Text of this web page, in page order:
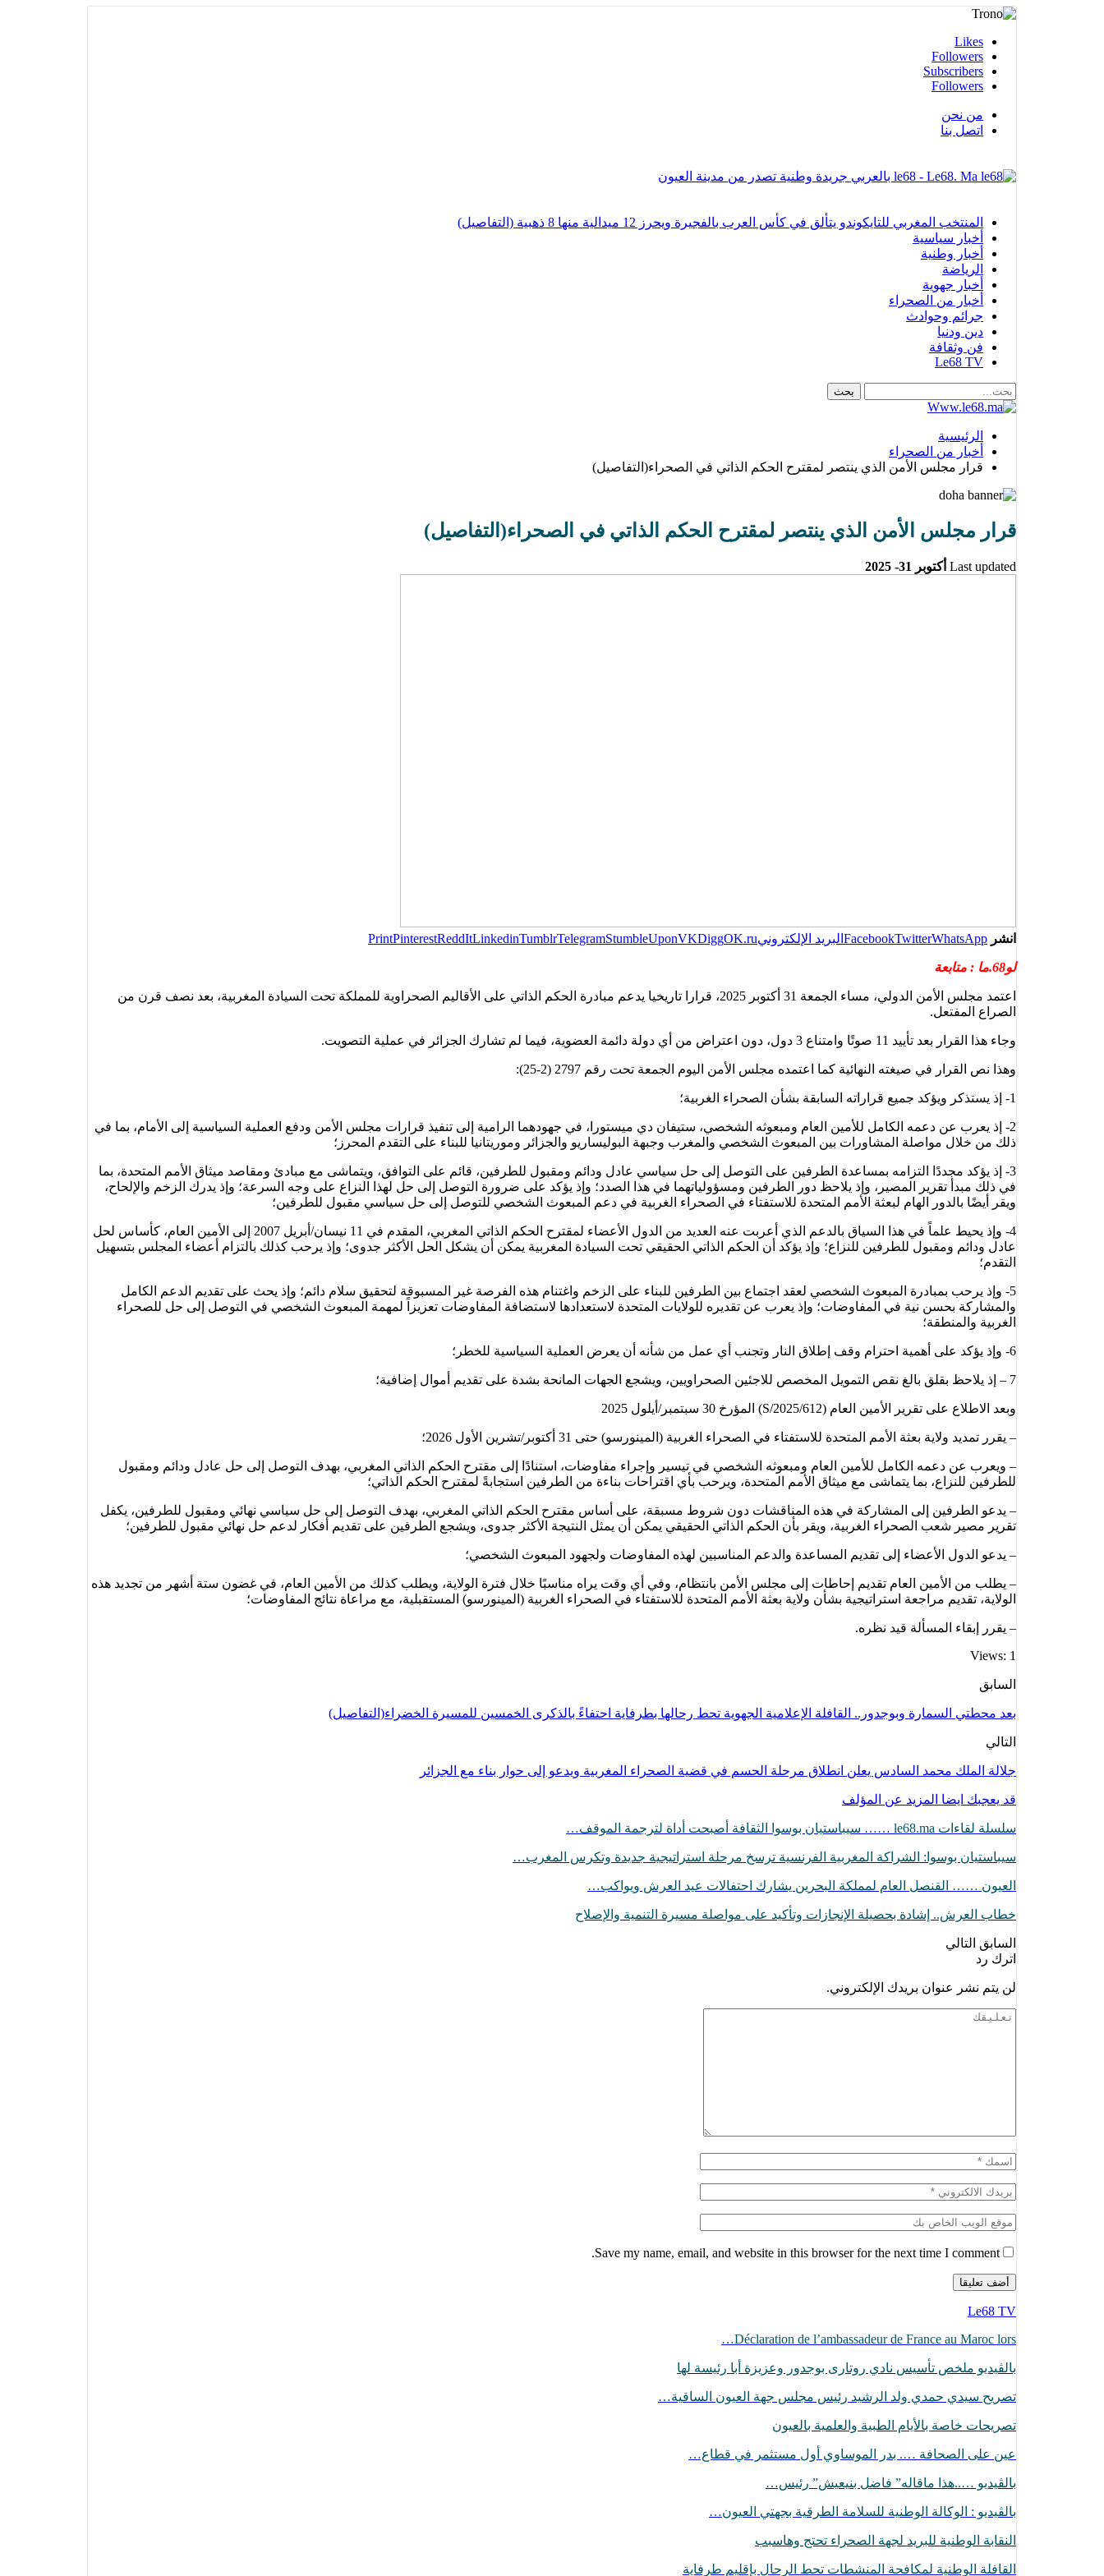
Likes
Followers
Subscribers
Followers
من نحن
اتصل بنا
le68 - Le68. Ma بالعربي جريدة وطنية تصدر من مدينة العيون
المنتخب المغربي للتايكوندو يتألق في كأس العرب بالفجيرة ويحرز 12 ميدالية منها 8 ذهبية (التفاصيل)
أخبار سياسية
أخبار وطنية
الرياضة
أخبار جهوية
أخبار من الصحراء
جرائم وحوادث
دين ودنيا
فن وثقافة
Le68 TV
الرئيسية
أخبار من الصحراء
قرار مجلس الأمن الذي ينتصر لمقترح الحكم الذاتي في الصحراء(التفاصيل)
قرار مجلس الأمن الذي ينتصر لمقترح الحكم الذاتي في الصحراء(التفاصيل)
Last updated أكتوبر 31- 2025
انشر FacebookTwitterWhatsApp البريد الإلكتروني PrintPinterestReddItLinkedinTumblrTelegramStumbleUponVKDiggOK.ru
لو68.ما : متابعة
اعتمد مجلس الأمن الدولي، مساء الجمعة 31 أكتوبر 2025، قرارا تاريخيا يدعم مبادرة الحكم الذاتي على الأقاليم الصحراوية للمملكة تحت السيادة المغربية، بعد نصف قرن من
الصراع المفتعل.
وجاء هذا القرار بعد تأييد 11 صوتًا وامتناع 3 دول، دون اعتراض من أي دولة دائمة العضوية، فيما لم تشارك الجزائر في عملية التصويت.
وهذا نص القرار في صيغته النهائية كما اعتمده مجلس الأمن اليوم الجمعة تحت رقم 2797 (2-25):
1- إذ يستذكر ويؤكد جميع قراراته السابقة بشأن الصحراء الغربية؛
2- إذ يعرب عن دعمه الكامل للأمين العام ومبعوثه الشخصي، ستيفان دي ميستورا، في جهودهما الرامية إلى تنفيذ قرارات مجلس الأمن ودفع العملية السياسية إلى الأمام، بما في
ذلك من خلال مواصلة المشاورات بين المبعوث الشخصي والمغرب وجبهة البوليساريو والجزائر وموريتانيا للبناء على التقدم المحرز؛
3- إذ يؤكد مجددًا التزامه بمساعدة الطرفين على التوصل إلى حل سياسي عادل ودائم ومقبول للطرفين، قائم على التوافق، ويتماشى مع مبادئ ومقاصد ميثاق الأمم المتحدة، بما
في ذلك مبدأ تقرير المصير، وإذ يلاحظ دور الطرفين ومسؤولياتهما في هذا الصدد؛ وإذ يؤكد على ضرورة التوصل إلى حل لهذا النزاع على وجه السرعة؛ وإذ يدرك الزخم والإلحاح،
ويقر أيضًا بالدور الهام لبعثة الأمم المتحدة للاستفتاء في الصحراء الغربية في دعم المبعوث الشخصي للتوصل إلى حل سياسي مقبول للطرفين؛
4- وإذ يحيط علماً في هذا السياق بالدعم الذي أعربت عنه العديد من الدول الأعضاء لمقترح الحكم الذاتي المغربي، المقدم في 11 نيسان/أبريل 2007 إلى الأمين العام، كأساس لحل
عادل ودائم ومقبول للطرفين للنزاع؛ وإذ يؤكد أن الحكم الذاتي الحقيقي تحت السيادة المغربية يمكن أن يشكل الحل الأكثر جدوى؛ وإذ يرحب كذلك بالتزام أعضاء المجلس بتسهيل
التقدم؛
5- وإذ يرحب بمبادرة المبعوث الشخصي لعقد اجتماع بين الطرفين للبناء على الزخم واغتنام هذه الفرصة غير المسبوقة لتحقيق سلام دائم؛ وإذ يحث على تقديم الدعم الكامل
والمشاركة بحسن نية في المفاوضات؛ وإذ يعرب عن تقديره للولايات المتحدة لاستعدادها لاستضافة المفاوضات تعزيزاً لمهمة المبعوث الشخصي في التوصل إلى حل للصحراء
الغربية والمنطقة؛
6- وإذ يؤكد على أهمية احترام وقف إطلاق النار وتجنب أي عمل من شأنه أن يعرض العملية السياسية للخطر؛
7 – إذ يلاحظ بقلق بالغ نقص التمويل المخصص للاجئين الصحراويين، ويشجع الجهات المانحة بشدة على تقديم أموال إضافية؛
وبعد الاطلاع على تقرير الأمين العام (S/2025/612) المؤرخ 30 سبتمبر/أيلول 2025
– يقرر تمديد ولاية بعثة الأمم المتحدة للاستفتاء في الصحراء الغربية (المينورسو) حتى 31 أكتوبر/تشرين الأول 2026؛
– ويعرب عن دعمه الكامل للأمين العام ومبعوثه الشخصي في تيسير وإجراء مفاوضات، استنادًا إلى مقترح الحكم الذاتي المغربي، بهدف التوصل إلى حل عادل ودائم ومقبول
للطرفين للنزاع، بما يتماشى مع ميثاق الأمم المتحدة، ويرحب بأي اقتراحات بناءة من الطرفين استجابةً لمقترح الحكم الذاتي؛
– يدعو الطرفين إلى المشاركة في هذه المناقشات دون شروط مسبقة، على أساس مقترح الحكم الذاتي المغربي، بهدف التوصل إلى حل سياسي نهائي ومقبول للطرفين، يكفل
تقرير مصير شعب الصحراء الغربية، ويقر بأن الحكم الذاتي الحقيقي يمكن أن يمثل النتيجة الأكثر جدوى، ويشجع الطرفين على تقديم أفكار لدعم حل نهائي مقبول للطرفين؛
– يدعو الدول الأعضاء إلى تقديم المساعدة والدعم المناسبين لهذه المفاوضات ولجهود المبعوث الشخصي؛
– يطلب من الأمين العام تقديم إحاطات إلى مجلس الأمن بانتظام، وفي أي وقت يراه مناسبًا خلال فترة الولاية، ويطلب كذلك من الأمين العام، في غضون ستة أشهر من تجديد هذه
الولاية، تقديم مراجعة استراتيجية بشأن ولاية بعثة الأمم المتحدة للاستفتاء في الصحراء الغربية (المينورسو) المستقبلية، مع مراعاة نتائج المفاوضات؛
– يقرر إبقاء المسألة قيد نظره.
Views: 1
السابق
بعد محطتي السمارة وبوجدور.. القافلة الإعلامية الجهوية تحط رحالها بطرفاية احتفاءً بالذكرى الخمسين للمسيرة الخضراء(التفاصيل)
التالي
جلالة الملك محمد السادس يعلن انطلاق مرحلة الحسم في قضية الصحراء المغربية ويدعو إلى حوار بناء مع الجزائر
قد يعجبك ايضا المزيد عن المؤلف
سلسلة لقاءات le68.ma …… سيباستيان بوسوا الثقافة أصبحت أداة لترجمة الموقف…
سيباستيان بوسوا: الشراكة المغربية الفرنسية ترسخ مرحلة استراتيجية جديدة وتكرس المغرب…
العيون …… القنصل العام لمملكة البحرين يشارك احتفالات عيد العرش ويواكب…
خطاب العرش.. إشادة بحصيلة الإنجازات وتأكيد على مواصلة مسيرة التنمية والإصلاح
السابق التالي
اترك رد
لن يتم نشر عنوان بريدك الإلكتروني.
Save my name, email, and website in this browser for the next time I comment.
Le68 TV
Déclaration de l’ambassadeur de France au Maroc lors…
بالڨيديو ملخص تأسيس نادي روتارى بوجدور وعزيزة أبا رئيسة لها
تصريح سيدي حمدي ولد الرشيد رئيس مجلس جهة العيون الساقية…
تصريحات خاصة بالأيام الطبية والعلمية بالعيون
عين على الصحافة …. بدر الموساوي أول مستثمر في قطاع…
بالڤيديو …..هذا ماقاله” فاضل بنيعيش” رئيس…
بالڤيديو : الوكالة الوطنية للسلامة الطرقية بجهتي العيون…
النقابة الوطنية للبريد لجهة الصحراء تحتج وهاسبب
القافلة الوطنية لمكافحة المنشطات تحط الرحال بإقليم طرفاية